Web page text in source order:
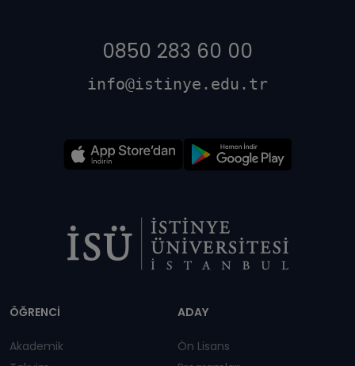
0850 283 60 00
info@istinye.edu.tr
ÖĞRENCİ
Akademik
ADAY
Ön Lisans